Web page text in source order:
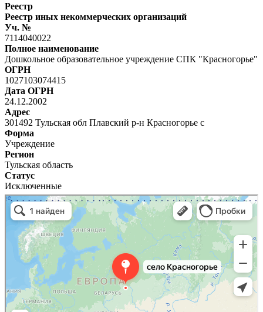
Реестр
Реестр иных некоммерческих организаций
Уч. №
7114040022
Полное наименование
Дошкольное образовательное учреждение СПК "Красногорье"
ОГРН
1027103074415
Дата ОГРН
24.12.2002
Адрес
301492 Тульская обл Плавский р-н Красногорье с
Форма
Учреждение
Регион
Тульская область
Статус
Исключенные